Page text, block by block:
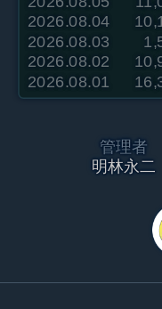
2026.08.04
2026.08.03
2026.08.02
2026.08.01
管理者
明林永二